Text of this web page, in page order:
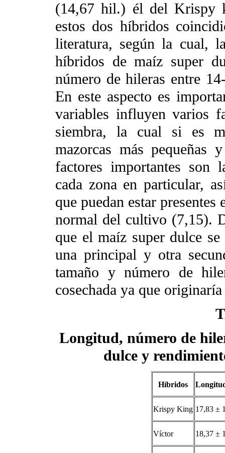
(14,67 hil.) él del Krispy
estos dos híbridos
literatura, según la cual,
híbridos de maíz super
número de hileras entre
En este aspecto es
variables influyen varios
siembra, la cual si es
mazorcas más pequeñas
factores importantes son
cada zona en particular,
que puedan estar
normal del cultivo (7,15).
que el maíz super dulce
una principal y otra
tamaño y número de
cosechada ya que
Longitud, número de
dulce y
Híbridos
Krispy King 17,83 ±
Víctor 18,37 ±